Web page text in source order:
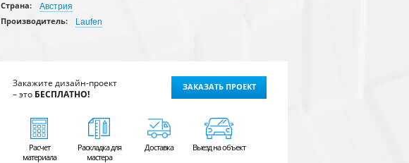
Страна:
Австрия
Производитель:
Laufen
Закажите дизайн-проект
– это БЕСПЛАТНО!
ЗАКАЗАТЬ ПРОЕКТ
Расчет
материала
Раскладка для
мастера
Доставка Выезд на объект